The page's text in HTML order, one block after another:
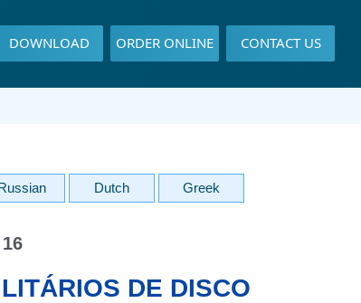
DOWNLOAD ORDER ONLINE CONTACT US
Dutch Greek
DE DISCO